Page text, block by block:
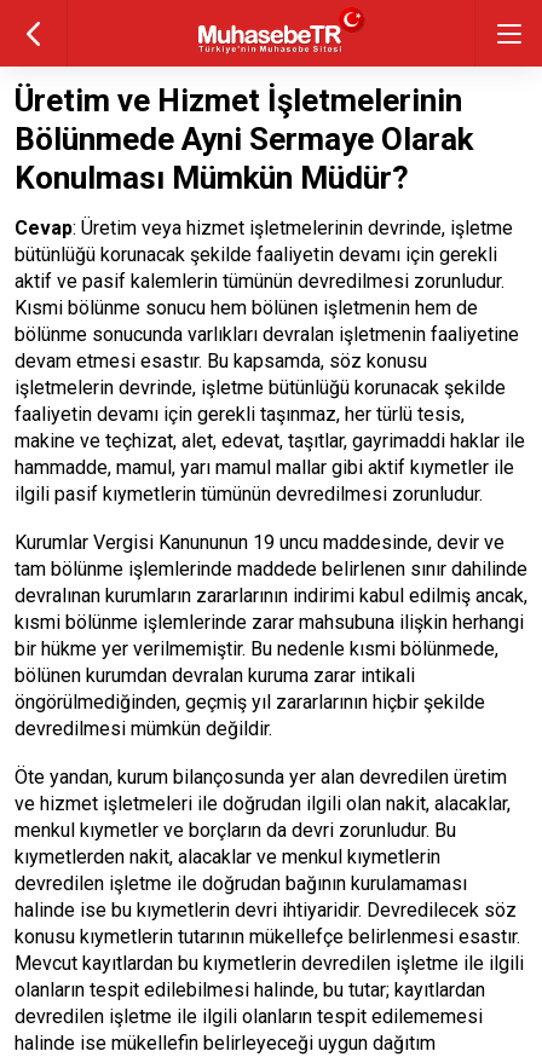
Üretim ve Hizmet İşletmelerinin
Bölünmede Ayni Sermaye Olarak
Konulması Mümkün Müdür?
Cevap: Üretim veya hizmet işletmelerinin devrinde, işletme
bütünlüğü korunacak şekilde faaliyetin devamı için gerekli
aktif ve pasif kalemlerin tümünün devredilmesi zorunludur.
Kısmi bölünme sonucu hem bölünen işletmenin hem de
bölünme sonucunda varlıkları devralan işletmenin faaliyetine
devam etmesi esastır. Bu kapsamda, söz konusu
işletmelerin devrinde, işletme bütünlüğü korunacak şekilde
faaliyetin devamı için gerekli taşınmaz, her türlü tesis,
makine ve teçhizat, alet, edevat, taşıtlar, gayrimaddi haklar ile
hammadde, mamul, yarı mamul mallar gibi aktif kıymetler ile
ilgili pasif kıymetlerin tümünün devredilmesi zorunludur.
Kurumlar Vergisi Kanununun 19 uncu maddesinde, devir ve
tam bölünme işlemlerinde maddede belirlenen sınır dahilinde
devralınan kurumların zararlarının indirimi kabul edilmiş ancak,
kısmi bölünme işlemlerinde zarar mahsubuna ilişkin herhangi
bir hükme yer verilmemiştir. Bu nedenle kısmi bölünmede,
bölünen kurumdan devralan kuruma zarar intikali
öngörülmediğinden, geçmiş yıl zararlarının hiçbir şekilde
devredilmesi mümkün değildir.
Öte yandan, kurum bilançosunda yer alan devredilen üretim
ve hizmet işletmeleri ile doğrudan ilgili olan nakit, alacaklar,
menkul kıymetler ve borçların da devri zorunludur. Bu
kıymetlerden nakit, alacaklar ve menkul kıymetlerin
devredilen işletme ile doğrudan bağının kurulamaması
halinde ise bu kıymetlerin devri ihtiyaridir. Devredilecek söz
konusu kıymetlerin tutarının mükellefçe belirlenmesi esastır.
Mevcut kayıtlardan bu kıymetlerin devredilen işletme ile ilgili
olanların tespit edilebilmesi halinde, bu tutar; kayıtlardan
devredilen işletme ile ilgili olanların tespit edilememesi
halinde ise mükellefin belirleyeceği uygun dağıtım